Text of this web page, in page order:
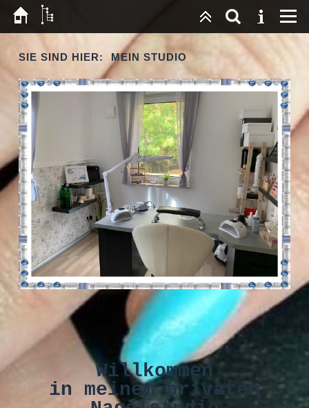
SIE SIND HIER: MEIN STUDIO
Willkommen
in meinem privaten